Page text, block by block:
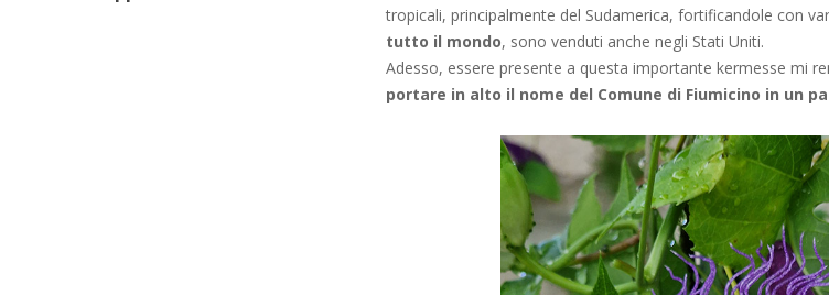
tropicali, principalmente del Sudamerica, fortificandole con
tutto il mondo, sono venduti anche negli Stati Uniti.
Adesso, essere presente a questa importante kermesse mi
portare in alto il nome del Comune di Fiumicino in un